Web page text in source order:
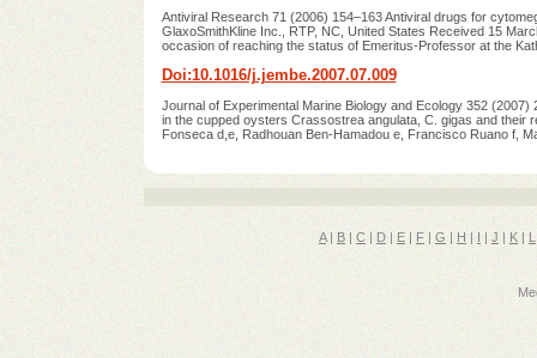
Antiviral Research 71 (2006) 154–163 Antiviral drugs for
GlaxoSmithKline Inc., RTP, NC, United States Received 15
occasion of reaching the status of Emeritus-Professor at the
Doi:10.1016/j.jembe.2007.07.009
Journal of Experimental Marine Biology and Ecology 352
in the cupped oysters Crassostrea angulata, C. gigas and their
Fonseca d,e, Radhouan Ben-Hamadou e, Francisco Ruano f,
A| B| C | D | E | F | G| H | I | J | K | L